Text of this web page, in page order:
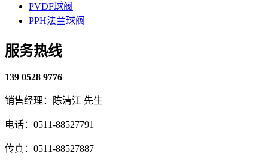
PVDF球阀
PPH法兰球阀
服务热线
139 0528 9776
销售经理：陈清江 先生
电话：0511-88527791
传真：0511-88527887